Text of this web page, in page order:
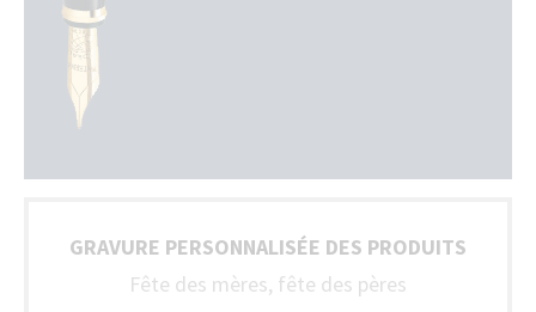
GRAVURE PERSONNALISÉE DES PRODUITS
Fête des mères, fête des pères